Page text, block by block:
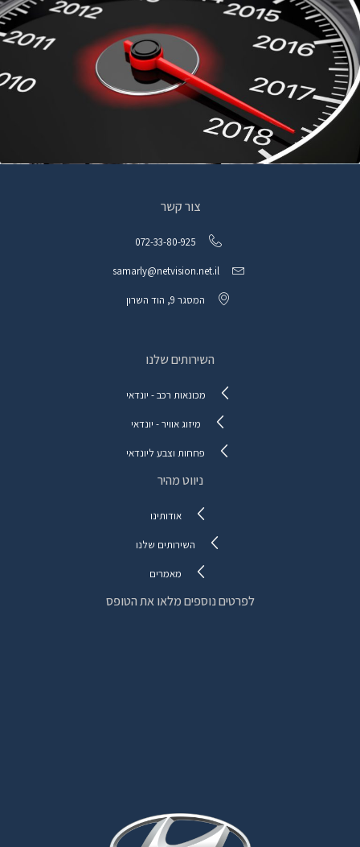
צור קשר
072-33-80-925
samarly@netvision.net.il
המסגר 9, הוד השרון
השירותים שלנו
מכונאות רכב - יונדאי
מיזוג אוויר - יונדאי
פחחות וצבע ליונדאי
ניווט מהיר
אודותינו
השירותים שלנו
מאמרים
לפרטים נוספים מלאו את הטופס